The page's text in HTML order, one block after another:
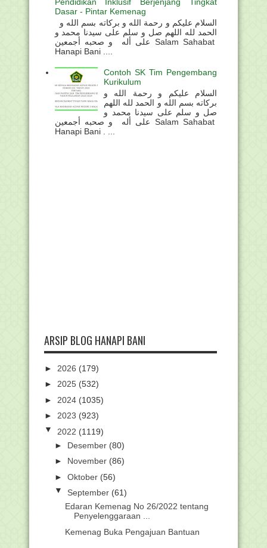
Dasar - Pintar Kemenag
الحمد لله اللهم صل و سلم على سيدنا محمد و
على أله و صحبه أجمعين Salam Sahabat
Hanapi Bani ....
Contoh SK Tim Pengembang
Kurikulum
السلام عليكم و رحمة الله و
بركاته بسم الله و الحمد لله اللهم
صل و سلم على سيدنا محمد و
على أله و صحبه أجمعين Salam Sahabat
Hanapi Bani . ...
ARSIP BLOG HANAPI BANI
► 2026 (179)
► 2025 (532)
► 2024 (1035)
► 2023 (923)
▼ 2022 (1119)
► Desember (80)
► November (86)
► Oktober (56)
▼ September (61)
Edaran Kemenag No 26/2022 tentang
Penyelenggaraan ...
Kemenag Buka Pengajuan Bantuan